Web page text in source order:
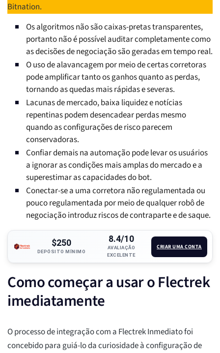
Bitnation.
Os algoritmos não são caixas-pretas transparentes,
portanto não é possível auditar completamente como
as decisões de negociação são geradas em tempo real.
O uso de alavancagem por meio de certas corretoras
pode amplificar tanto os ganhos quanto as perdas,
tornando as quedas mais rápidas e severas.
Lacunas de mercado, baixa liquidez e notícias
repentinas podem desencadear perdas mesmo
quando as configurações de risco parecem
conservadoras.
Confiar demais na automação pode levar os usuários
a ignorar as condições mais amplas do mercado e a
superestimar as capacidades do bot.
Conectar-se a uma corretora não regulamentada ou
pouco regulamentada por meio de qualquer robô de
negociação introduz riscos de contraparte e de saque.
$250
DEPÓSITO MÍNIMO
8.4/10
AVALIAÇÃO
EXCELENTE
CRIAR UMA CONTA
Como começar a usar o Flectrek
imediatamente
O processo de integração com a Flectrek Inmediato foi
concebido para guiá-lo da curiosidade à configuração de